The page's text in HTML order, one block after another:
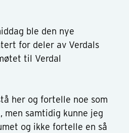
ble den nye
for deler av Verdals
til Verdal
her og fortelle noe som
men samtidig kunne jeg
og ikke fortelle en så